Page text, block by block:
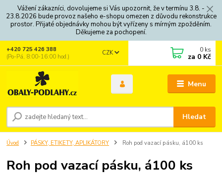
Vážení zákazníci, dovolujeme si Vás upozornit, že v termínu 3.8. -
23.8.2026 bude provoz našeho e-shopu omezen z důvodu rekonstrukce
prostor. Přijaté objednávky mohou být vyřízeny s mírným zpožděním.
Děkujeme za pochopení.
Menu
CZK
Hledat
+420 725 426 388
(Po-Pá, 8:00-16:00 hod.)
0 ks
za 0 Kč
Úvod PÁSKY, ETIKETY, APLIKÁTORY Roh pod vazací pásku, á100 ks
Roh pod vazací pásku, á100 ks